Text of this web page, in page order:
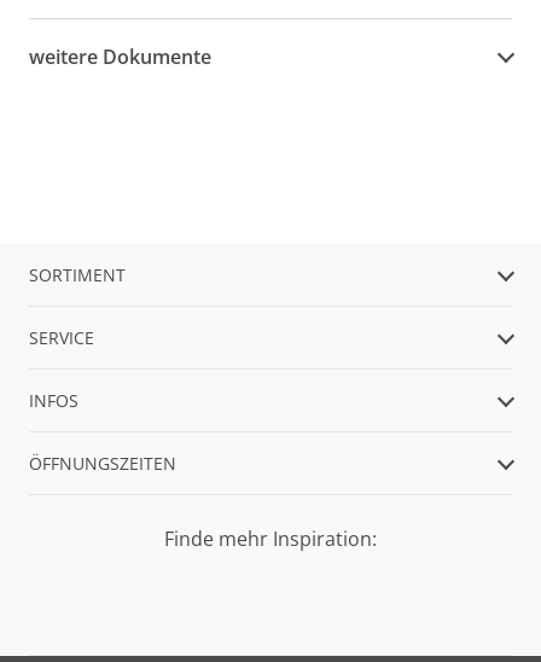
weitere Dokumente
SORTIMENT
SERVICE
INFOS
ÖFFNUNGSZEITEN
Finde mehr Inspiration: